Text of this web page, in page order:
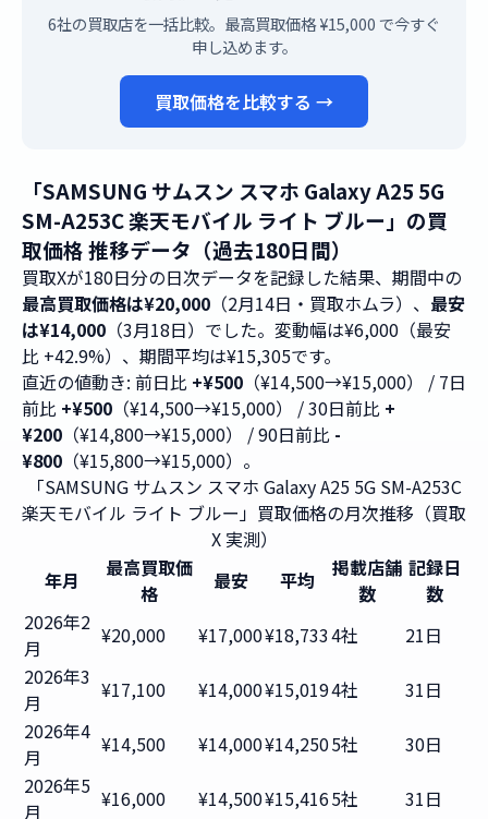
6社の買取店を一括比較。最高買取価格 ¥15,000 で今すぐ
申し込めます。
買取価格を比較する →
「SAMSUNG サムスン スマホ Galaxy A25 5G
SM-A253C 楽天モバイル ライト ブルー」の買
取価格 推移データ（過去180日間）
買取Xが180日分の日次データを記録した結果、期間中の
最高買取価格は¥20,000 （2月14日・買取ホムラ）、 最安
は¥14,000 （3月18日）でした。変動幅は¥6,000（最安
比 +42.9%）、期間平均は¥15,305です。
直近の値動き: 前日比 +¥500 （¥14,500→¥15,000） / 7日
前比 +¥500 （¥14,500→¥15,000） / 30日前比 +
¥200 （¥14,800→¥15,000） / 90日前比 -
¥800 （¥15,800→¥15,000）。
「SAMSUNG サムスン スマホ Galaxy A25 5G SM-A253C
楽天モバイル ライト ブルー」買取価格の月次推移（買取
X 実測）
年月
最高買取価
格
最安 平均
掲載店舗
数
記録日
数
2026年2
月
¥20,000 ¥17,000¥18,7334社
21日
2026年3
月
¥17,100 ¥14,000¥15,0194社
31日
2026年4
月
¥14,500 ¥14,000¥14,2505社
30日
2026年5
月
¥16,000 ¥14,500¥15,4165社 31日